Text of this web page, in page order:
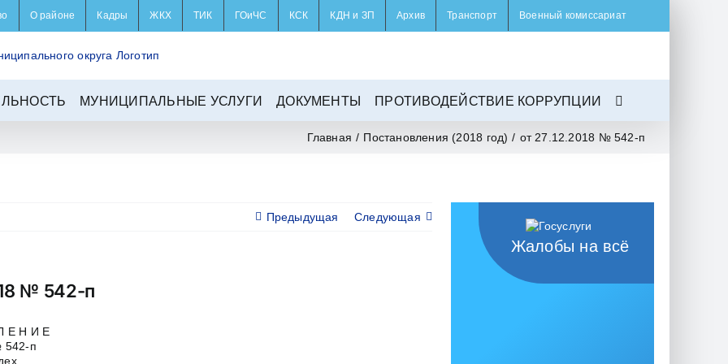
О районе Кадры ЖКХ ТИК ГОиЧС КСК КДН и ЗП Архив Транспорт Военный комиссариат
МУНИЦИПАЛЬНЫЕ УСЛУГИ ДОКУМЕНТЫ ПРОТИВОДЕЙСТВИЕ КОРРУПЦИИ
Главная / Постановления (2018 год) / от 27.12.2018 № 542-п
Предыдущая Следующая
№ 542-п
Е Н И Е
542-п
Жалобы на всё